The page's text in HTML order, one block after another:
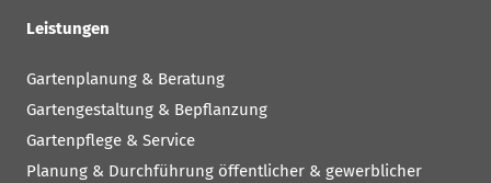
Leistungen
Gartenplanung & Beratung
Gartengestaltung & Bepflanzung
Gartenpflege & Service
Planung & Durchführung öffentlicher & gewerblicher